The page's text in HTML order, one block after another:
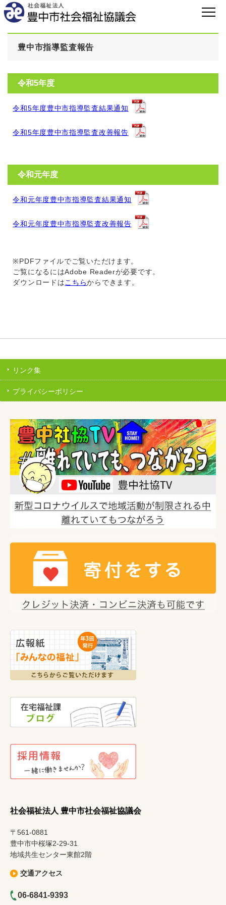
豊中市指導監査報告
令和5年度
令和5年度豊中市指導監査結果通知
令和5年度豊中市指導監査改善報告
令和元年度
令和元年度豊中市指導監査結果通知
令和元年度豊中市指導監査改善報告
※PDFファイルでご覧いただけます。
ご覧になるにはAdobe Readerが必要です。
ダウンロードはこちらからできます。
リンク集
プライバシーポリシー
社会福祉法人 豊中市社会福祉協議会
〒561-0881
豊中市中桜塚2-29-31
地域共生センター東館2階
交通アクセス
06-6841-9393